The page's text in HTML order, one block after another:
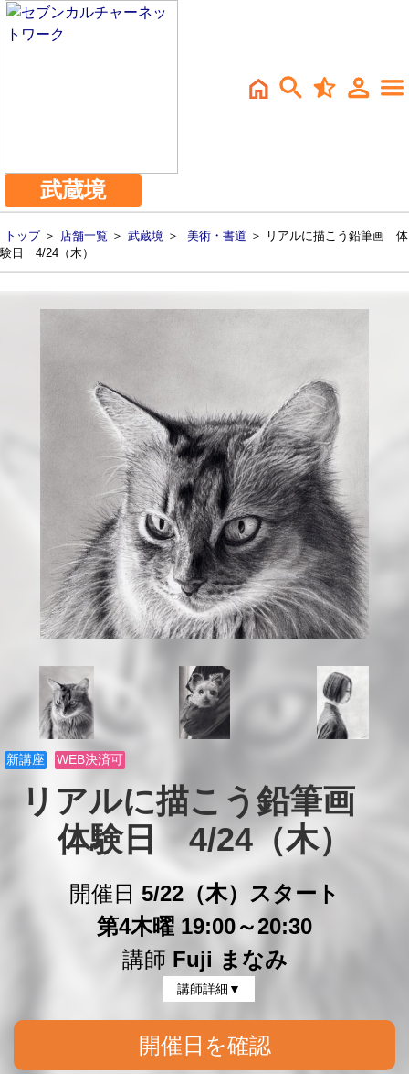
武蔵境
トップ＞ 店舗一覧 ＞ 武蔵境 ＞ 美術・書道 ＞ リアルに描こう鉛筆画 体
験日 4/24（木）
新講座 WEB決済可
リアルに描こう鉛筆画
体験日　4/24（木）
開催日 5/22（木）スタート
第4木曜 19:00～20:30
講師 Fuji まなみ
講師詳細▼
開催日を確認